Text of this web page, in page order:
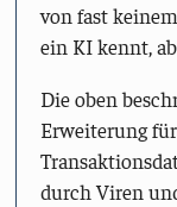
von fast
ein KI kennt,
Die oben
Erweiterung
durch Viren